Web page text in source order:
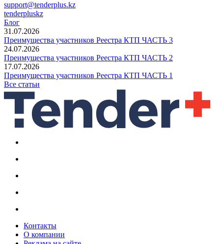
support@tenderplus.kz
tenderpluskz
Блог
31.07.2026
Преимущества участников Реестра КТП ЧАСТЬ 3
24.07.2026
Преимущества участников Реестра КТП ЧАСТЬ 2
17.07.2026
Преимущества участников Реестра КТП ЧАСТЬ 1
Все статьи
Контакты
О компании